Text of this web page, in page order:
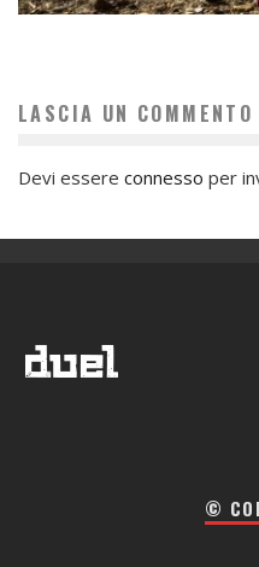
LASCIA UN COMMENTO
Devi essere connesso per
©